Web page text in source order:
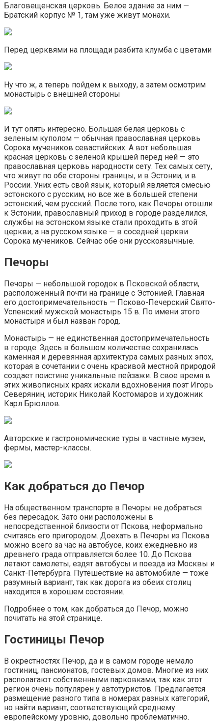
Благовещенская церковь. Белое здание за ним —
Братский корпус № 1, там уже живут монахи.
Перед церквями на площади разбита клумба с цветами
Ну что ж, а теперь пойдем к выходу, а затем осмотрим
монастырь с внешней стороны
И тут опять интересно. Большая белая церковь с
зеленым куполом — обычная православная церковь
Сорока мучеников севастийских. А вот небольшая
красная церковь с зеленой крышей перед ней — это
православная церковь народности сету. Тех самых сету,
что живут по обе стороны границы, и в Эстонии, и в
России. Уних есть свой язык, который является смесью
эстонского с русским, но все же в большей степени
эстонский, чем русский. После того, как Печоры отошли
к Эстонии, православный приход в городе разделился,
службы на эстонском языке стали проходить в этой
церкви, а на русском языке — в соседней церкви
Сорока мучеников. Сейчас обе они русскоязычные.
Печоры
Печоры — небольшой городок в Псковской области,
расположенный почти на границе с Эстонией. Главная
его достопримечательность — Псково-Печерский Свято-
Успенский мужской монастырь 15 в. По имени этого
монастыря и был назван город.
Монастырь — не единственная достопримечательность
в городе. Здесь в большом количестве сохранилась
каменная и деревянная архитектура самых разных эпох,
которая в сочетании с очень красивой местной природой
создает поистине уникальные пейзажи. В свое время в
этих живописных краях искали вдохновения поэт Игорь
Северянин, историк Николай Костомаров и художник
Карл Брюллов.
Авторские и гастрономические туры в частные музеи,
фермы, мастер-классы.
Как добраться до Печор
На общественном транспорте в Печоры не добраться
без пересадок. Зато они расположены в
непосредственной близости от Пскова, неформально
считаясь его пригородом. Доехать в Печоры из Пскова
можно всего за час на автобусе, коих ежедневно из
древнего града отправляется более 10. До Пскова
летают самолеты, ездят автобусы и поезда из Москвы и
Санкт-Петербурга. Путешествие на автомобиле — тоже
разумный вариант, так как дорога из обеих столиц
находится в хорошем состоянии.
Подробнее о том, как добраться до Печор, можно
почитать на этой странице.
Гостиницы Печор
В окрестностях Печор, да и в самом городе немало
гостиниц, пансионатов, гостевых домов. Многие из них
располагают собственными парковками, так как этот
регион очень популярен у автотуристов. Предлагается
размещение разного типа в номерах разных категорий,
но найти вариант, соответствующий среднему
европейскому уровню, довольно проблематично.